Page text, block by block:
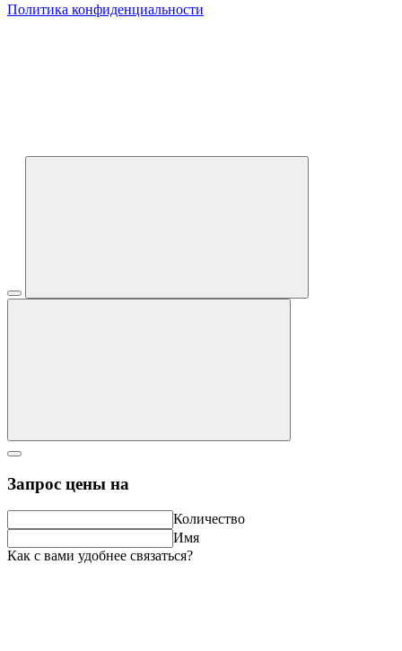
Политика конфиденциальности
Запрос цены на
Количество
Имя
Как с вами удобнее связаться?